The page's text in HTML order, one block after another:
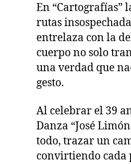
En “Cartografías”
rutas
entrelaza con la
cuerpo no solo
una verdad que
gesto.
Al celebrar el 39
Danza “José
todo, trazar un
convirtiendo cada